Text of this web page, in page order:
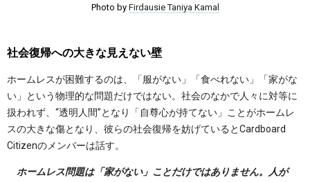
Photo by Firdausie Taniya Kamal
社会復帰への大きな見えない壁
ホームレスが困難するのは、「服がない」「食べれない」「家がな
い」という物理的な問題だけではない。社会のなかで人々に対等に
扱われず、“透明人間”となり「自尊心が持てない」ことがホームレ
スの大きな傷となり、彼らの社会復帰を妨げているとCardboard
Citizenのメンバーは話す。
ホームレス問題は「家がない」ことだけではありません。人が